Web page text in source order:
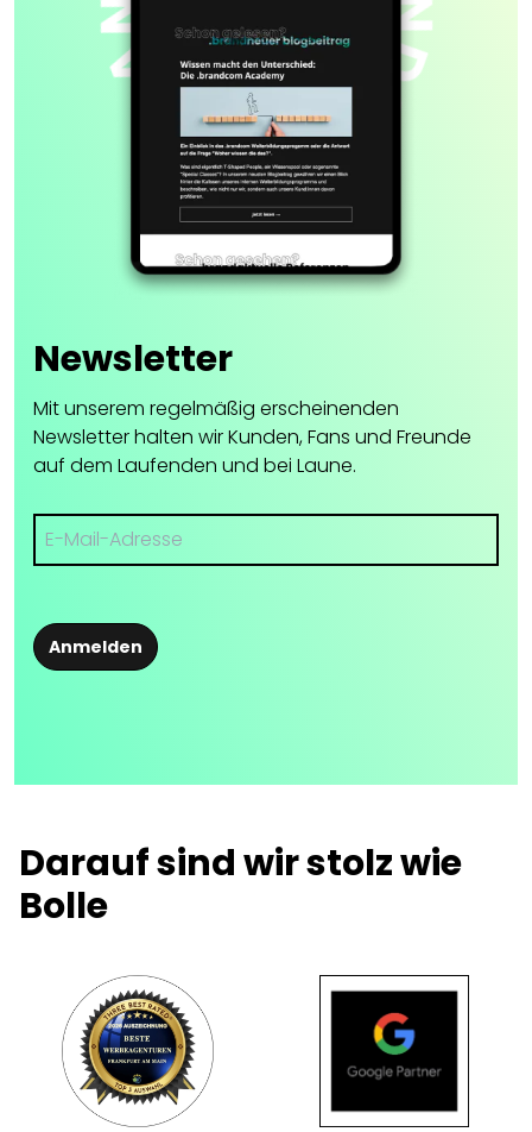
Newsletter
Mit unserem regelmäßig erscheinenden
Newsletter halten wir Kunden, Fans und Freunde
auf dem Laufenden und bei Laune.
Anmelden
Darauf sind wir stolz wie
Bolle